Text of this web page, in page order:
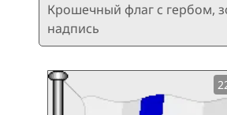
Крошечный флаг с гербом,
надпись